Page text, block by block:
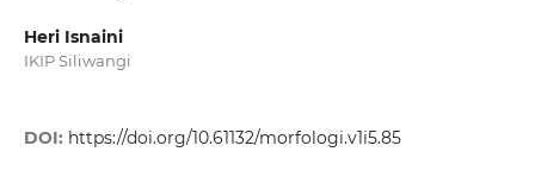
Heri Isnaini
IKIP Siliwangi
DOI: https://doi.org/10.61132/morfologi.v1i5.85